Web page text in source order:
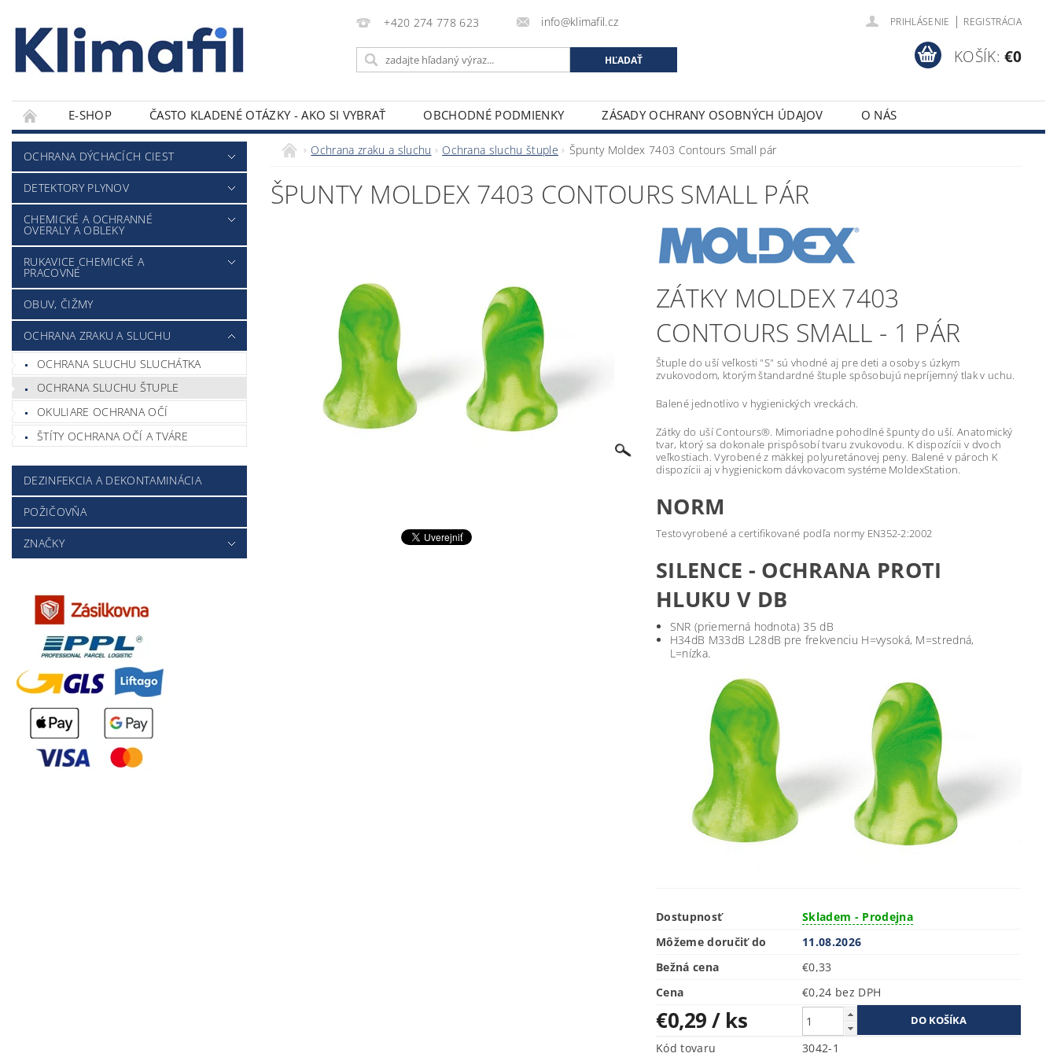
+420 274 778 623 info@klimafil.cz PRIHLÁSENIE | REGISTRÁCIA
KOŠÍK: €0
E-SHOP ČASTO KLADENÉ OTÁZKY - AKO SI VYBRAŤ OBCHODNÉ PODMIENKY ZÁSADY OCHRANY OSOBNÝCH ÚDAJOV
O NÁS
KONTAKTY
OCHRANA DÝCHACÍCH CIEST
DETEKTORY PLYNOV
CHEMICKÉ A OCHRANNÉ
OVERALY A OBLEKY
RUKAVICE CHEMICKÉ A
PRACOVNÉ
OBUV, ČIŽMY
OCHRANA ZRAKU A SLUCHU
OCHRANA SLUCHU SLUCHÁTKA
OCHRANA SLUCHU ŠTUPLE
OKULIARE OCHRANA OČÍ
ŠTÍTY OCHRANA OČÍ A TVÁRE
DEZINFEKCIA A DEKONTAMINÁCIA
POŽIČOVŇA
ZNAČKY
Ochrana zraku a sluchu Ochrana sluchu štuple Špunty Moldex 7403 Contours Small pár
ŠPUNTY MOLDEX 7403 CONTOURS SMALL PÁR
ZÁTKY MOLDEX 7403
CONTOURS SMALL - 1 PÁR
Štuple do uší veľkosti "S" sú vhodné aj pre deti a osoby s úzkym
zvukovodom, ktorým štandardné štuple spôsobujú nepríjemný tlak v uchu.
Balené jednotlivo v hygienických vreckách.
Zátky do uší Contours®. Mimoriadne pohodlné špunty do uší. Anatomický
tvar, ktorý sa dokonale prispôsobí tvaru zvukovodu. K dispozícii v dvoch
veľkostiach. Vyrobené z mäkkej polyuretánovej peny. Balené v pároch K
dispozícii aj v hygienickom dávkovacom systéme MoldexStation.
NORM
Testovyrobené a certifikované podľa normy EN352-2:2002
SILENCE - OCHRANA PROTI
HLUKU V DB
SNR (priemerná hodnota) 35 dB
H34dB M33dB L28dB pre frekvenciu H=vysoká, M=stredná,
L=nízka.
Dostupnosť
Skladem - Prodejna
Môžeme doručiť do
11.08.2026
Bežná cena
€0,33
Cena
€0,24 bez DPH
€0,29/ ks
Kód tovaru
3042-1